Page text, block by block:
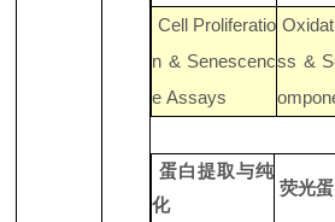
Cell Proliferatio
n & Senescenc
e Assays
ss &
蛋白提取与纯
化
荧光